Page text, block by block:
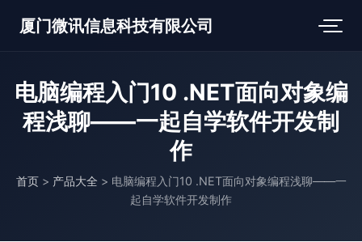
厦门微讯信息科技有限公司
电脑编程入门10 .NET面向对象编
程浅聊——一起自学软件开发制
作
首页 > 产品大全 > 电脑编程入门10 .NET面向对象编程浅聊——一
起自学软件开发制作